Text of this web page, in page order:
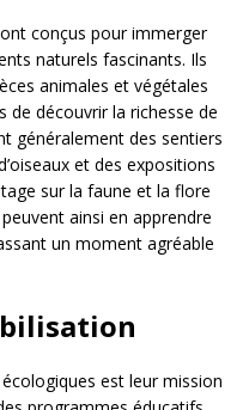
conçus pour immerger
naturels fascinants. Ils
animales et végétales
de découvrir la richesse de
généralement des sentiers
et des expositions
sur la faune et la flore
ainsi en apprendre
un moment agréable
est leur mission